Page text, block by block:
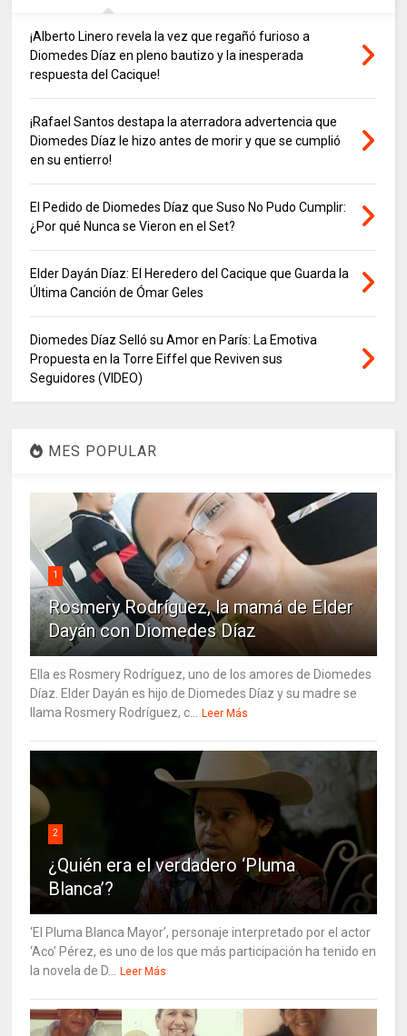
¡Alberto Linero revela la vez que regañó furioso a
Diomedes Díaz en pleno bautizo y la inesperada
respuesta del Cacique!
¡Rafael Santos destapa la aterradora advertencia que
Diomedes Díaz le hizo antes de morir y que se cumplió
en su entierro!
El Pedido de Diomedes Díaz que Suso No Pudo Cumplir:
¿Por qué Nunca se Vieron en el Set?
Elder Dayán Díaz: El Heredero del Cacique que Guarda la
Última Canción de Ómar Geles
Diomedes Díaz Selló su Amor en París: La Emotiva
Propuesta en la Torre Eiffel que Reviven sus
Seguidores (VIDEO)
MES POPULAR
1
Rosmery Rodríguez, la mamá de Elder
Dayán con Diomedes Díaz
Ella es Rosmery Rodríguez, uno de los amores de Diomedes
Díaz. Elder Dayán es hijo de Diomedes Díaz y su madre se
llama Rosmery Rodríguez, c...
Leer Más
2
¿Quién era el verdadero ‘Pluma
Blanca’?
‘El Pluma Blanca Mayor’, personaje interpretado por el actor
‘Aco’ Pérez, es uno de los que más participación ha tenido en
la novela de D...
Leer Más